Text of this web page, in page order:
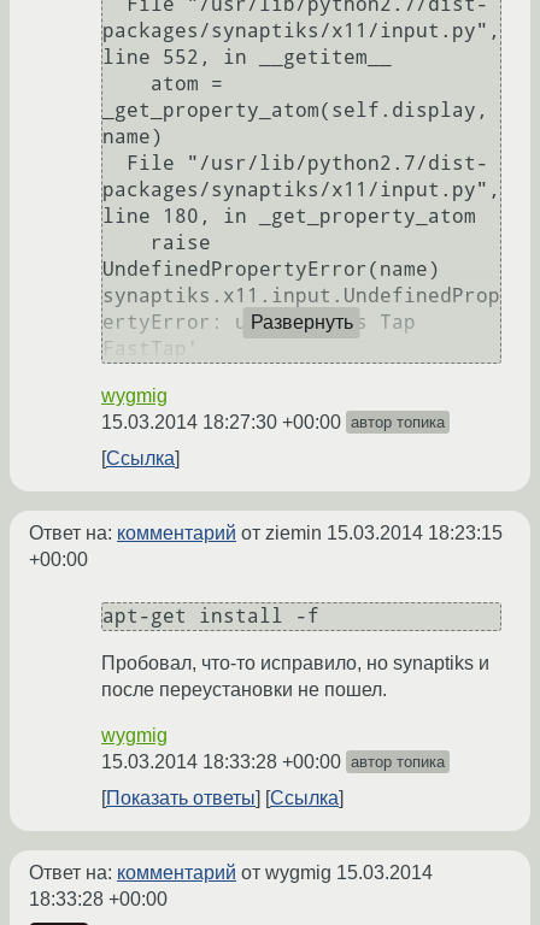
packages/synaptiks/x11/input.py",
line 552, in __getitem__
_get_property_atom(self.display,
name)
packages/synaptiks/x11/input.py",
line 180, in _get_property_atom
UndefinedPropertyError(name)
synaptiks.x11.input.UndefinedProp
ertyError: u'Synaptics Tap
FastTap'
Развернуть
wygmig
15.03.2014 18:27:30 +00:00 автор топика
Ссылка
Ответ на: комментарий от ziemin 15.03.2014 18:23:15
+00:00
apt-get install -f
Пробовал, что-то исправило, но synaptiks и
после переустановки не пошел.
wygmig
15.03.2014 18:33:28 +00:00 автор топика
Показать ответы Ссылка
Ответ на: комментарий от wygmig 15.03.2014
18:33:28 +00:00